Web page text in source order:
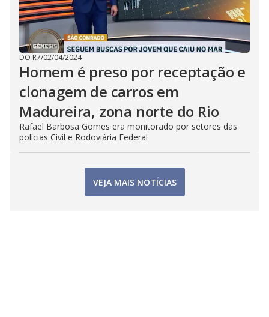
DO R7/02/04/2024
Homem é preso por receptação e
clonagem de carros em
Madureira, zona norte do Rio
Rafael Barbosa Gomes era monitorado por setores das
polícias Civil e Rodoviária Federal
VEJA MAIS NOTÍCIAS